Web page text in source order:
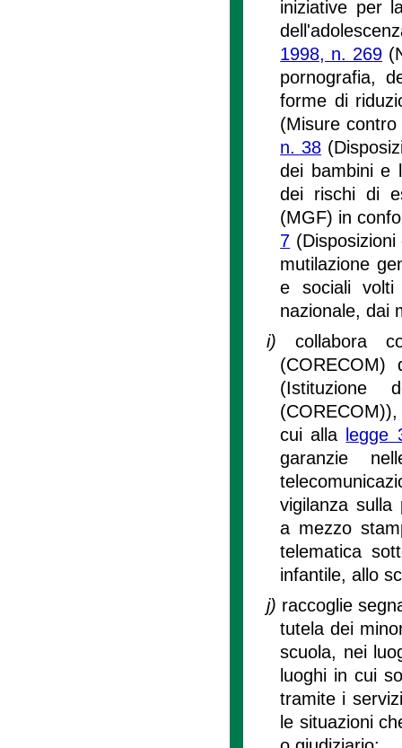
iniziative per
1998, n. 269
pornografia,
forme di
(Misure
n. 38
dei bambini e
dei rischi di
(MGF) in
7
mutilazione
e sociali
nazionale, dai
i) collabora
(Istituzione
cui alla legge
garanzie
vigilanza sulla
a mezzo
telematica
infantile, allo
j) raccoglie
tutela dei
scuola, nei
luoghi in cui
tramite i
le situazioni